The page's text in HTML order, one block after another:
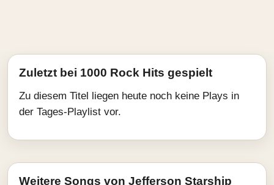
Zuletzt bei 1000 Rock Hits gespielt
Zu diesem Titel liegen heute noch keine Plays in
der Tages-Playlist vor.
Weitere Songs von Jefferson Starship